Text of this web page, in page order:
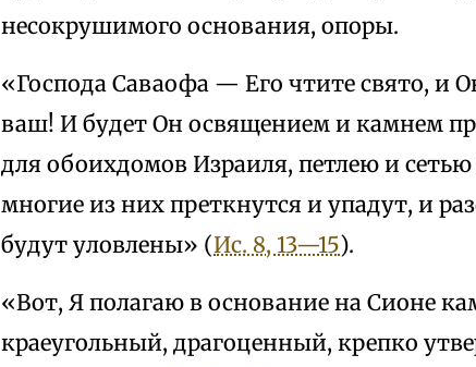
несокрушимого основания, опоры.
«Господа Саваофа — Его чтите свято, и
ваш! И будет Он освящением и камнем
для обоихдомов Израиля, петлею и
многие из них преткнутся и упадут, и
будут уловлены» (Ис. 8, 13—15).
«Вот, Я полагаю в основание на Сионе
краеугольный, драгоценный, крепко